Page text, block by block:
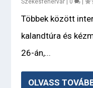
Többek között
kalandtúra és
26-án,...
OLVASS